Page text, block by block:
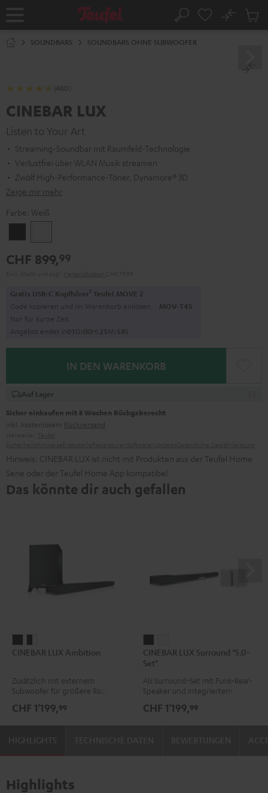
Startseite Suche
No
SOUNDBARS SOUNDBARS OHNE SUBWOOFER
(480)
CINEBAR LUX
Listen to Your Art
Streaming-Soundbar mit Raumfeld-Technologie
Verlustfrei über WLAN Musik streamen
Zwölf High-Performance-Töner, Dynamore® 3D
Zeige mir mehr
Farbe: Weiß
CHF 899,99
Gratis USB-C Kopfhörer1 Teufel MOVE 2
Code kopieren und im Warenkorb einlösen. MOV-T4S
Nur für kurze Zeit
Angebot endet in01D:00H: 25M: 57S
IN DEN WARENKORB
Auf Lager
Sicher einkaufen mit 8 Wochen Rückgaberecht
inkl. kostenlosem Rückversand
Hinweis: CINEBAR LUX ist nicht mit Produkten aus der Teufel Home
Serie oder der Teufel Home App kompatibel
Das könnte dir auch gefallen
LUX
Schwarz
LUX
Schwarz
Weiß
CINEBAR LUX Ambition
Zusätzlich mit externem
Subwoofer für größere Räume
CHF 1'199,99
LUX
Surround
"5.0-
Schwarz
LUX
"5.0-
Weiß
CINEBAR LUX Surround "5.0-
Set"
Als Surround-Set mit Funk-Rear-
Speaker und integriertem
CHF 1'199,99
HIGHLIGHTS
Highlights